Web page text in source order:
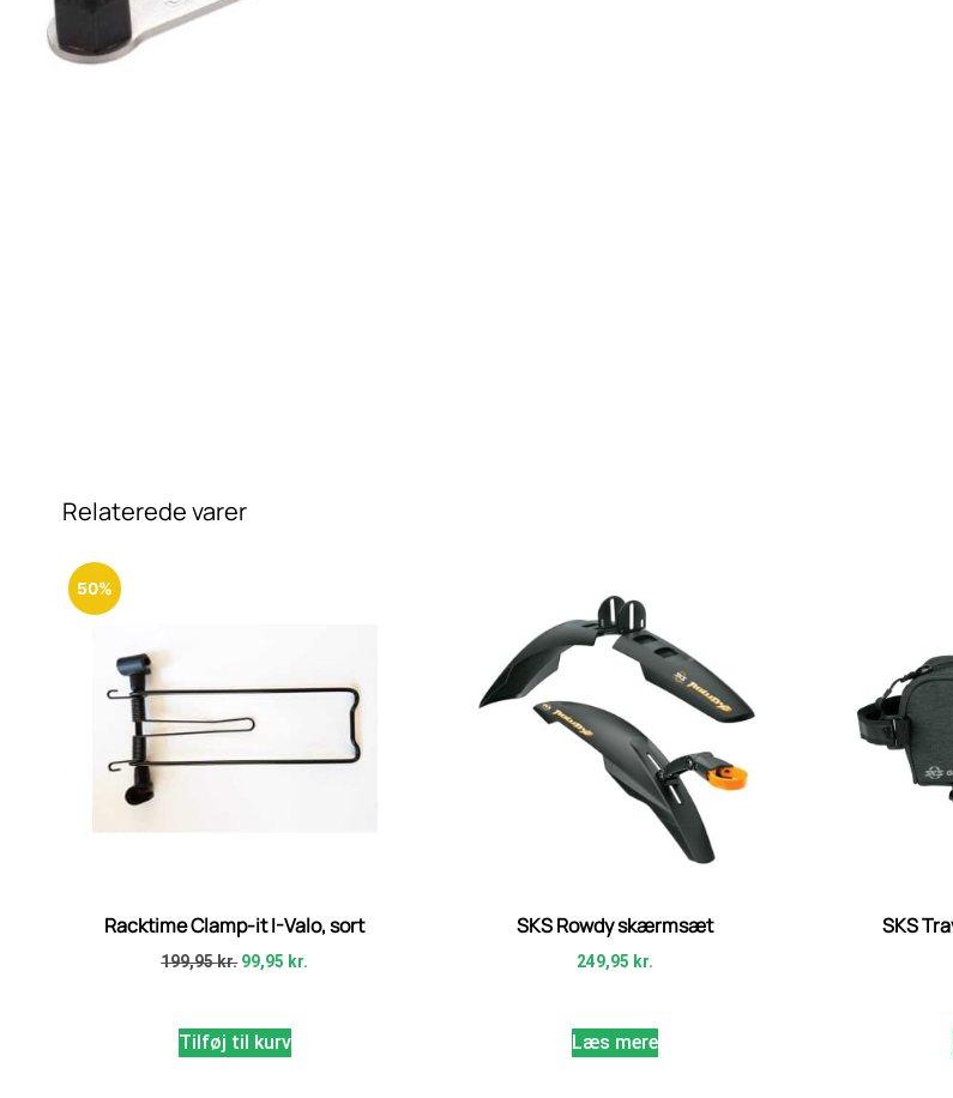
Relaterede varer
50%
Racktime Clamp-it I-Valo, sort
199,95kr. 99,95 kr.
Tilføj til kurv
SKS Rowdy skærmsæt
249,95 kr.
Læs mere
SKS